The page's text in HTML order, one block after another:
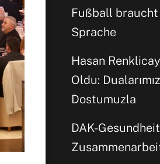
Fußball
Sprache
Hasan
Oldu:
Dostumuzla
DAK-